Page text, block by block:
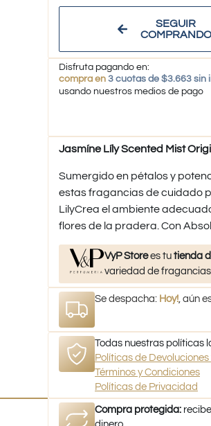
SEGUIR
COMPRANDO
Disfruta pagando en:
compra en 3 cuotas de $3.663 sin
usando nuestros medios de pago
Jasmíne Líly Scented Mist
Sumergido en pétalos y
estas fragancias de cuidado
LilyCrea el ambiente
flores de la pradera. Con
VyP Storees tutienda
variedad de fragancias
Se despacha: Hoy! , aún
Todas nuestras políticas
Políticas de
Términos y Condiciones
Políticas de Privacidad
Compra protegida: